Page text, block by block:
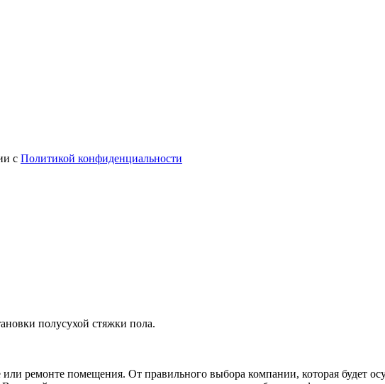
с Политикой конфиденциальности
полусухой стяжки пола.
ремонте помещения. От правильного выбора компании, которая будет